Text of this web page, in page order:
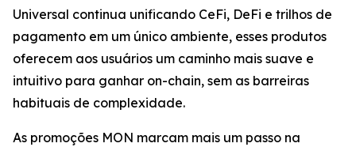
Universal continua unificando CeFi, DeFi e trilhos de
pagamento em um único ambiente, esses produtos
oferecem aos usuários um caminho mais suave e
intuitivo para ganhar on-chain, sem as barreiras
habituais de complexidade.
As promoções MON marcam mais um passo na